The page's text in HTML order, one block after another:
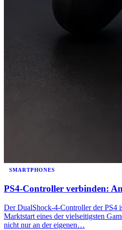
SMARTPHONES
PS4-Controller verbinden:
Der DualShock-4-Controller der PS4
Marktstart eines der vielseitigsten
nicht nur an der eigenen…